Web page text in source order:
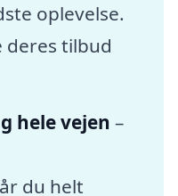
oplevelse.
deres tilbud
hele vejen –
du helt